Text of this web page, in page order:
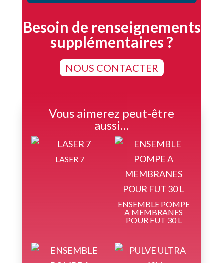
Besoin de renseignements
supplémentaires ?
NOUS CONTACTER
Vous aimerez peut-être
aussi…
LASER 7
ENSEMBLE POMPE
A MEMBRANES
POUR FUT 30 L